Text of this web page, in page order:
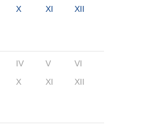
X XI XII
IV V
VI
X XI XII